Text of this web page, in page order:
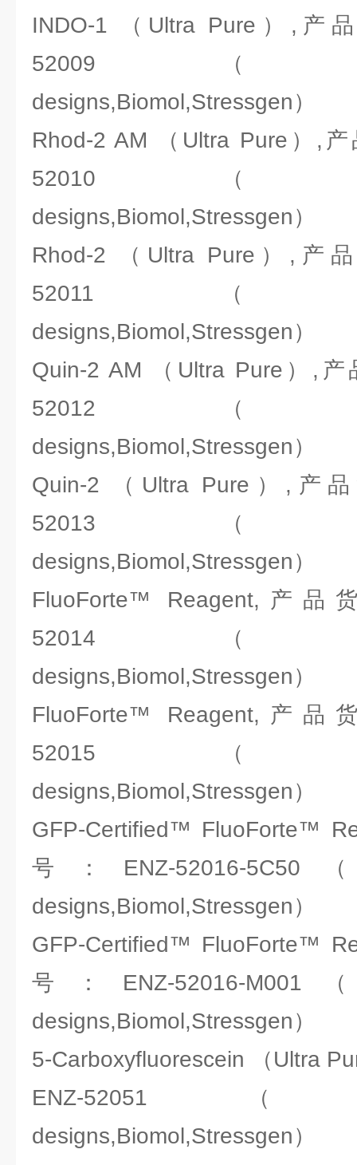
INDO-1 （Ultra Pure）,产
52009（
designs,Biomol,Stressgen）
Rhod-2 AM （Ultra Pure）,
52010（
designs,Biomol,Stressgen）
Rhod-2 （Ultra Pure）,产
52011（
designs,Biomol,Stressgen）
Quin-2 AM （Ultra Pure）,
52012（
designs,Biomol,Stressgen）
Quin-2 （Ultra Pure）,产
52013（
designs,Biomol,Stressgen）
FluoForte™ Reagent,产
52014（
designs,Biomol,Stressgen）
FluoForte™ Reagent,产
52015（
designs,Biomol,Stressgen）
GFP-Certified™ FluoForte™
号：ENZ-52016-5C50（
designs,Biomol,Stressgen）
GFP-Certified™ FluoForte™
号：ENZ-52016-M001（
designs,Biomol,Stressgen）
5-Carboxyfluorescein （Ultra
ENZ-52051（
designs,Biomol,Stressgen）